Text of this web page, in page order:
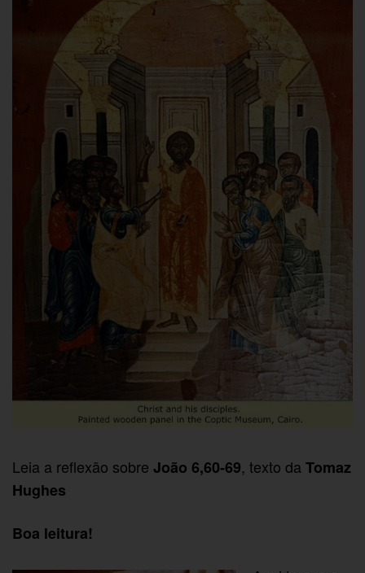
Leia a reflexão sobreJoão 6,60-69, texto daTomaz
Hughes
Boa leitura!